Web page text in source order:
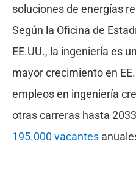
soluciones de energías
Según la Oficina de
EE.UU., la ingeniería es
mayor crecimiento en
empleos en ingeniería
otras carreras hasta
195.000 vacantes